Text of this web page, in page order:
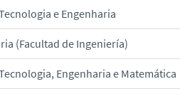
e Engenharia
(Facultad de Ingeniería)
Engenharia e Matemática